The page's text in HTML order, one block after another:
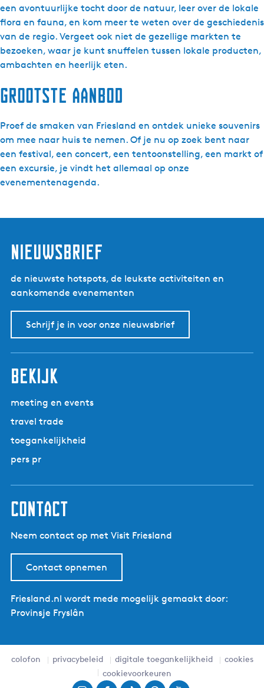
een avontuurlijke tocht door de natuur, leer over de lokale
flora en fauna, en kom meer te weten over de geschiedenis
van de regio. Vergeet ook niet de gezellige markten te
bezoeken, waar je kunt snuffelen tussen lokale producten,
ambachten en heerlijk eten.
Grootste aanbod
Proef de smaken van Friesland en ontdek unieke souvenirs
om mee naar huis te nemen. Of je nu op zoek bent naar
een festival, een concert, een tentoonstelling, een markt of
een excursie, je vindt het allemaal op onze
evenementenagenda.
nieuwsbrief
de nieuwste hotspots, de leukste activiteiten en
aankomende evenementen
Schrijf je in voor onze nieuwsbrief
bekijk
meeting en events
travel trade
toegankelijkheid
pers pr
contact
Neem contact op met Visit Friesland
Contact opnemen
Friesland.nl wordt mede mogelijk gemaakt door:
Provinsje Fryslân
colofon privacybeleid digitale toegankelijkheid
cookies
cookievoorkeuren